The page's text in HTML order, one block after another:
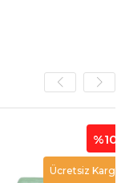
%10
Ücretsiz Kargo